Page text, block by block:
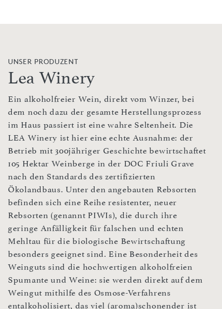
UNSER PRODUZENT
Lea Winery
Ein alkoholfreier Wein, direkt vom Winzer, bei
dem noch dazu der gesamte Herstellungsprozess
im Haus passiert ist eine wahre Seltenheit. Die
LEA Winery ist hier eine echte Ausnahme: der
Betrieb mit 300jähriger Geschichte bewirtschaftet
105 Hektar Weinberge in der DOC Friuli Grave
nach den Standards des zertifizierten
Ökolandbaus. Unter den angebauten Rebsorten
befinden sich eine Reihe resistenter, neuer
Rebsorten (genannt PIWIs), die durch ihre
geringe Anfälligkeit für falschen und echten
Mehltau für die biologische Bewirtschaftung
besonders geeignet sind. Eine Besonderheit des
Weinguts sind die hochwertigen alkoholfreien
Spumante und Weine: sie werden direkt auf dem
Weingut mithilfe des Osmose-Verfahrens
entalkoholisiert, das viel (aroma)schonender ist